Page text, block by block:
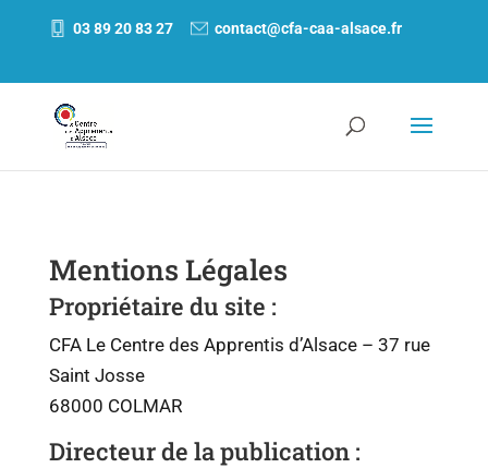
03 89 20 83 27 contact@cfa-caa-alsace.fr
Mentions Légales
Propriétaire du site :
CFA Le Centre des Apprentis d’Alsace – 37 rue
Saint Josse
68000 COLMAR
Directeur de la publication :